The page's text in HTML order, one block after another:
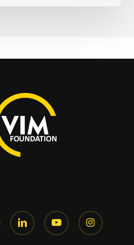
linkedin youtubeinstagram